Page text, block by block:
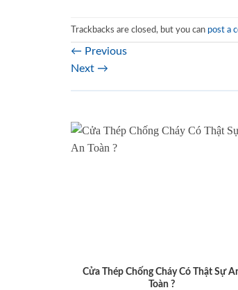
Trackbacks are closed, but you can post a
← Previous
Next →
Cửa Thép Chống Cháy Có Thật Sự
Toàn ?